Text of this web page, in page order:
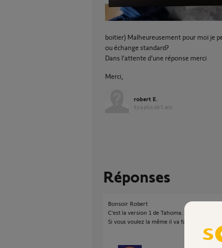
boitier) Malheureusement pour moi je
ou échange standard?
Dans l’attente d’une réponse merci
Merci,
robert E.
il y a plus de 5 ans
Réponses
Bonsoir Robert
C'est la version 1 de Tahoma.
Si vous voulez la même il va falloir